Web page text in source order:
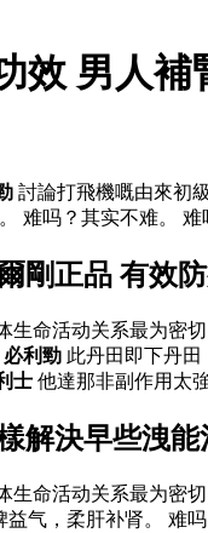
效 男人
討論打飛機嘅由來初
难吗？其实不难。 难
剛正品 有效
命活动关系最为密
必利勁 此丹田即下丹
士 他達那非副作用太
解決早些洩
命活动关系最为密
气，柔肝补肾。 难